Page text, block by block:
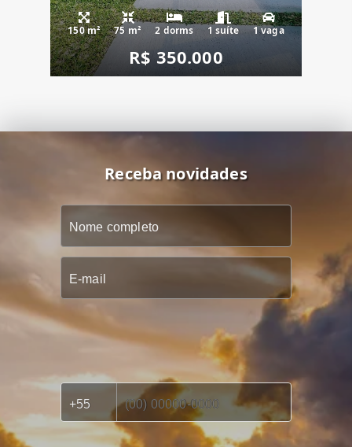
150 m² 75 m² 2 dorms 1 suíte 1 vaga
R$ 350.000
Receba novidades